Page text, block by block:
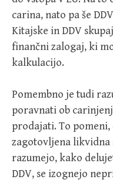
carina, nato pa še
Kitajske in DDV
finančni zalogaj, ki
kalkulacijo.
Pomembno je tudi
poravnati ob
prodajati. To
zagotovljena likvidna
razumejo, kako
DDV, se izognejo